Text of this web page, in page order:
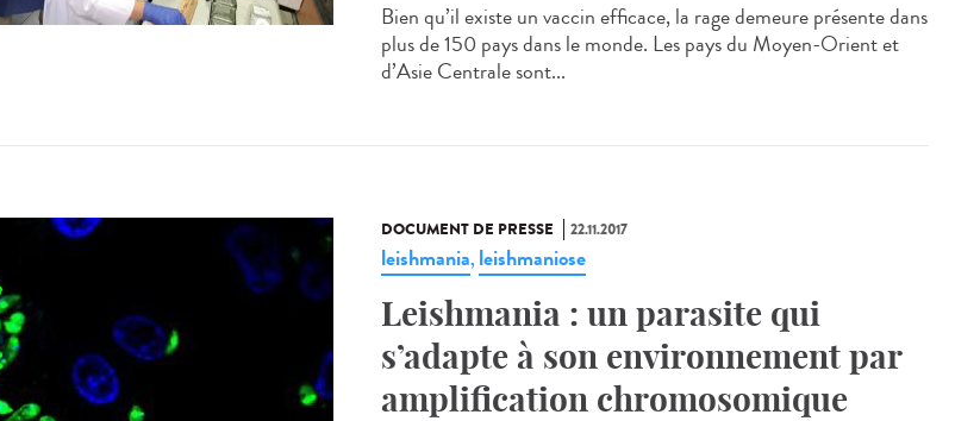
Bien qu’il existe un vaccin efficace, la rage demeure présente dans
plus de 150 pays dans le monde. Les pays du Moyen-Orient et
d’Asie Centrale sont...
DOCUMENT DE PRESSE 22.11.2017
leishmania, leishmaniose
Leishmania : un parasite qui
s’adapte à son environnement par
amplification chromosomique